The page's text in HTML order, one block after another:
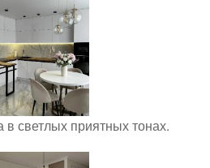
в светлых приятных тонах.